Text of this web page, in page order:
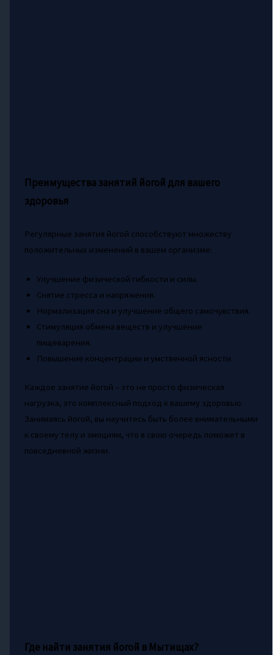
Преимущества занятий йогой для вашего
здоровья
Регулярные занятия йогой способствуют множеству
положительных изменений в вашем организме:
Улучшение физической гибкости и силы.
Снятие стресса и напряжения.
Нормализация сна и улучшение общего самочувствия.
Стимуляция обмена веществ и улучшение
пищеварения.
Повышение концентрации и умственной ясности.
Каждое занятие йогой – это не просто физическая
нагрузка, это комплексный подход к вашему здоровью.
Занимаясь йогой, вы научитесь быть более внимательными
к своему телу и эмоциям, что в свою очередь поможет в
повседневной жизни.
Где найти занятия йогой в Мытищах?